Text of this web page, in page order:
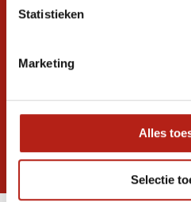
Statistieken
Marketing
Alles
Selectie
Volg ons
promoties
* Lees hier de wettelijke beperkingen